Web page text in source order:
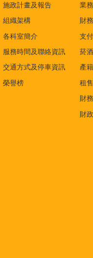
施政計畫及報告
組織架構
各科室簡介
服務時間及聯絡資訊
交通方式及停車資訊
榮譽榜
業
財
支
菸
產
租
財
財